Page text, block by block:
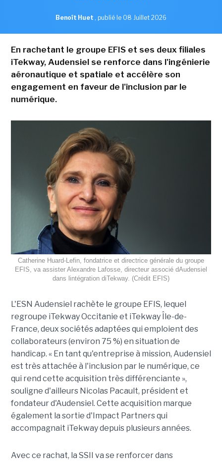
Benoît Huet , publié le 08 Juillet 2026
En rachetant le groupe EFIS et ses deux filiales
iTekway, Audensiel se renforce dans l'ingénierie
aéronautique et spatiale et accélère son
engagement en faveur de l'inclusion par le
numérique.
Catherine Huard-Lefin, fondatrice et directrice générale du groupe
EFIS, va assister Alexandre Lafosse, directeur associé dAudensiel
dans lintégration diTekway. (Crédit EFIS)
L'ESN Audensiel rachète le groupe EFIS, lequel
regroupe iTekway Occitanie et iTekway Île-de-
France, deux sociétés adaptées qui emploient des
collaborateurs (environ 75 %) en situation de
handicap. « En tant qu'entreprise à mission, Audensiel
est très attachée à l'inclusion par le numérique, ce
qui rend cette acquisition très différenciante »,
souligne d'ailleurs Nicolas Pacault, président et
fondateur d'Audensiel. Cette acquisition marque
également la sortie d'Impact Partners qui
accompagnait iTekway depuis plusieurs années.
Avec ce rachat, la SSII va se renforcer dans